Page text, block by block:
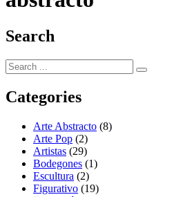
Search
Categories
Arte Abstracto (8)
Arte Pop (2)
Artistas (29)
Bodegones (1)
Escultura (2)
Figurativo (19)